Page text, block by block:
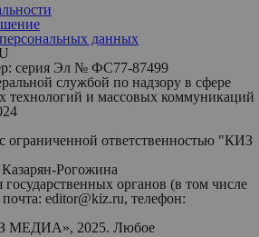
данных
серия Эл № ФС77-87499
службой по надзору в сфере
технологий и массовых коммуникаций
ограниченной ответственностью "КИЗ
Рогожина
органов (в том числе
editor@kiz.ru, телефон:
МЕДИА», 2025. Любое